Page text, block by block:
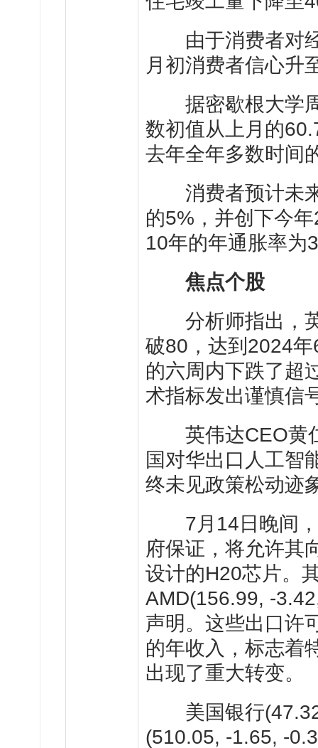
由于消费者对经
月初消费者信心升
据密歇根大学周
数初值从上月的
去年全年多数时间
消费者预计未来
的5%，并创下今
10年的年通胀率为
焦点个股
分析师指出，英
破80，达到2024
的六周内下跌了超
术指标发出谨慎信
英伟达CEO黄仁
国对华出口人工智
终未见政策松动迹
7月14日晚间，
府保证，将允许其
设计的H20芯片。
AMD(156.99, -
声明。这些出口许
的年收入，标志着
出现了重大转变。
美国银行
(510.05, -1.65, -